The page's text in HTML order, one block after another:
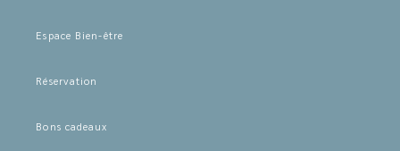
Espace Bien-être
Réservation
Bons cadeaux